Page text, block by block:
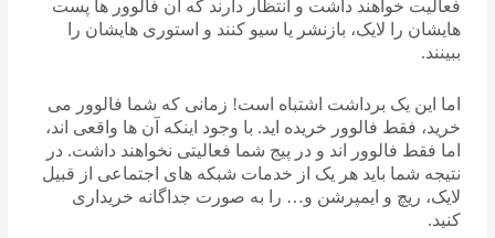
فعالیت خواهند داشت و انتظار دارند که آن فالوور ها پست
هایشان را لایک، بازنشر یا سیو کنند و استوری هایشان را
ببینند.
اما این یک برداشت اشتباه است! زمانی که شما فالوور می
خرید، فقط فالوور خریده اید. با وجود اینکه آن ها واقعی اند،
اما فقط فالوور اند و در پیج شما فعالیتی نخواهند داشت. در
نتیجه شما باید هر یک از خدمات شبکه های اجتماعی از قبیل
لایک، ریچ و ایمپرشن و… را به صورت جداگانه خریداری
کنید.